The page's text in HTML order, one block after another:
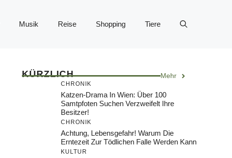
Musik Reise Shopping Tiere
KÜRZLICH Mehr
CHRONIK
Katzen-Drama In Wien: Über 100
Samtpfoten Suchen Verzweifelt Ihre
Besitzer!
CHRONIK
Achtung, Lebensgefahr! Warum Die
Erntezeit Zur Tödlichen Falle Werden Kann
KULTUR